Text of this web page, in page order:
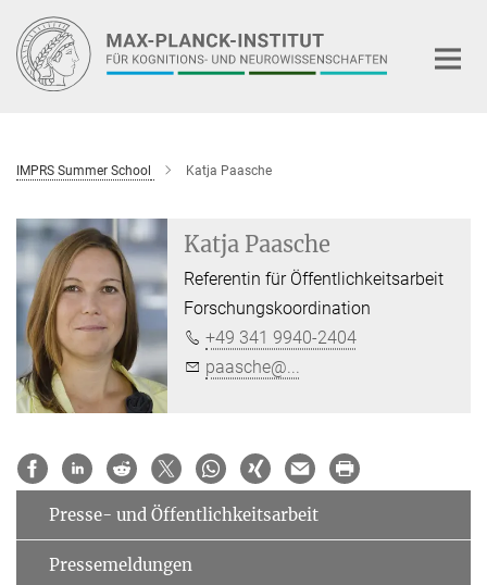
Hauptinhalt
IMPRS Summer School Katja Paasche
Katja Paasche
Referentin für Öffentlichkeitsarbeit
Forschungskoordination
+49 341 9940-2404
paasche@...
Presse- und Öffentlichkeitsarbeit
Pressemeldungen